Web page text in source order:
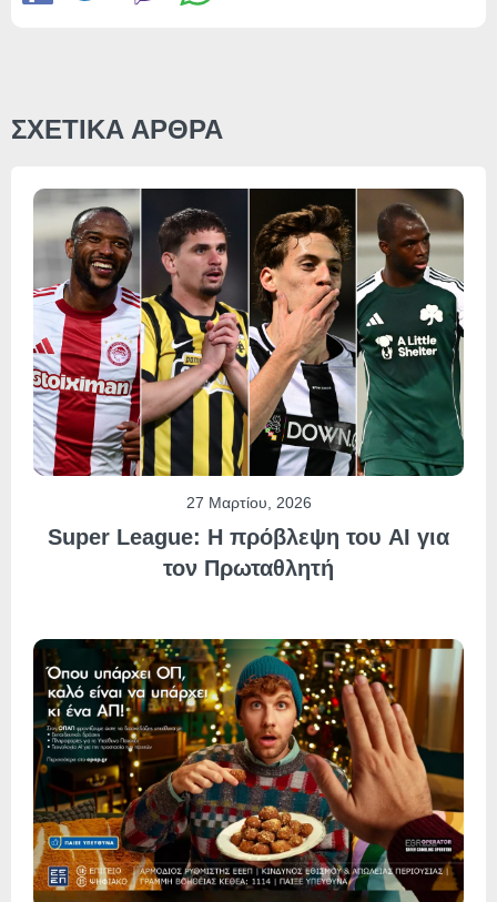
ΣΧΕΤΙΚΑ ΑΡΘΡΑ
27 Μαρτίου, 2026
Super League: Η πρόβλεψη του AI για
τον Πρωταθλητή